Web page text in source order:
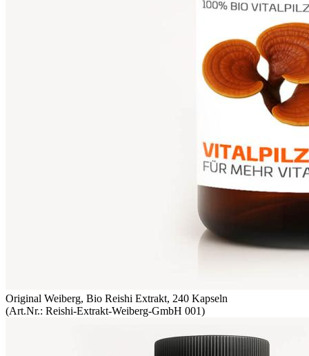
Original Weiberg, Bio Reishi Extrakt, 240 Kapseln
(Art.Nr.: Reishi-Extrakt-Weiberg-GmbH 001)